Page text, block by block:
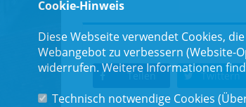
Teilen Twittern
Cookie-Hinweis
Diese Webseite verwendet Cookies,
Webangebot zu verbessern (Website-
widerrufen. Weitere Informationen
Technisch notwendige Cookies (